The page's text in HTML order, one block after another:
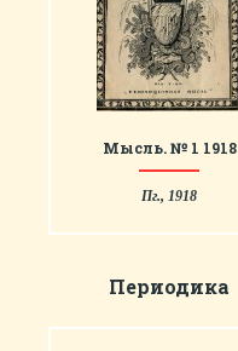
Мысль. № 1 1918
Пг., 1918
Периодика